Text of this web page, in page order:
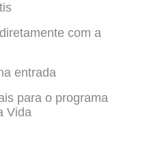
com a
entrada
para o programa
Vida